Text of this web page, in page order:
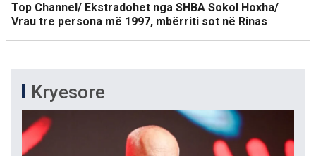
Top Channel/ Ekstradohet nga SHBA Sokol Hoxha/
Vrau tre persona më 1997, mbërriti sot në Rinas
Kryesore